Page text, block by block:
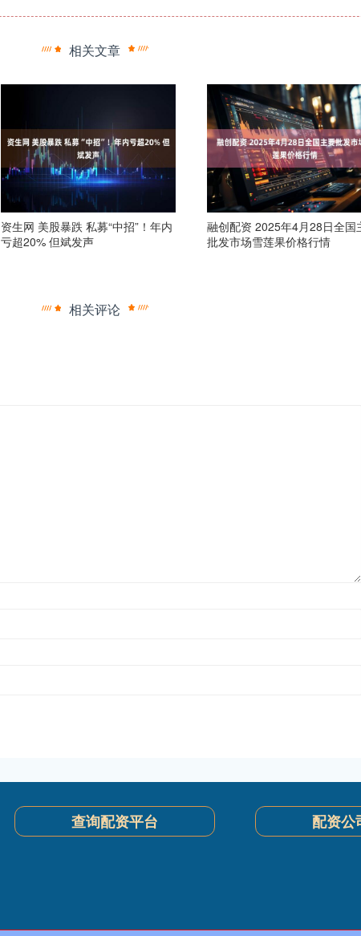
相关文章
资生网 美股暴跌 私募“中招”！年内
亏超20% 但斌发声
融创配资 2025年4月28日全国
批发市场雪莲果价格行情
相关评论
查询配资平台 配资公